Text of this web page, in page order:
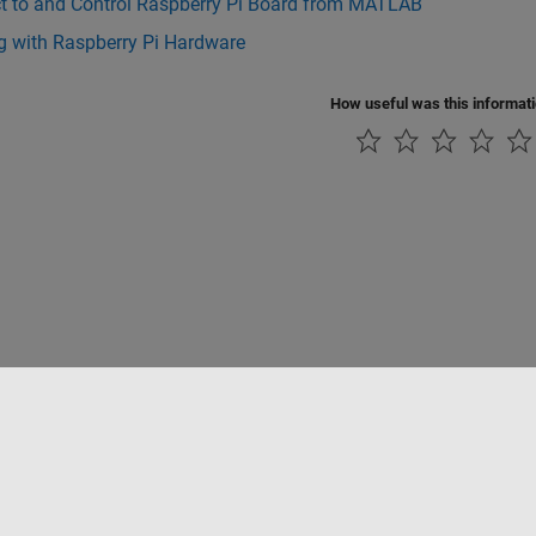
with Raspberry Pi Hardware
How useful was this